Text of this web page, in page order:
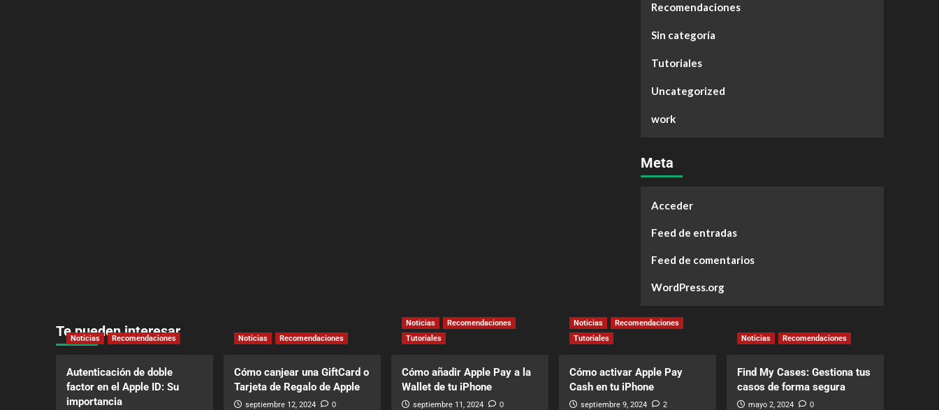
Recomendaciones
Sin categoría
Tutoriales
Uncategorized
work
Meta
Acceder
Feed de entradas
Feed de comentarios
WordPress.org
Te pueden interesar
Noticias Recomendaciones
Autenticación de doble
factor en el Apple ID: Su
importancia
Noticias Recomendaciones
Cómo canjear una GiftCard o
Tarjeta de Regalo de Apple
septiembre 12, 2024 0
Noticias
Recomendaciones
Tutoriales
Cómo añadir Apple Pay a la
Wallet de tu iPhone
septiembre 11, 2024 0
Noticias
Recomendaciones
Tutoriales
Cómo activar Apple Pay
Cash en tu iPhone
septiembre 9, 2024 2
Noticias Recomendaciones
Find My Cases: Gestiona tus
casos de forma segura
mayo 2, 2024 0